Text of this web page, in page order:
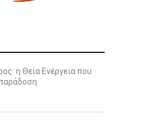
η Θεία Ενέργεια που